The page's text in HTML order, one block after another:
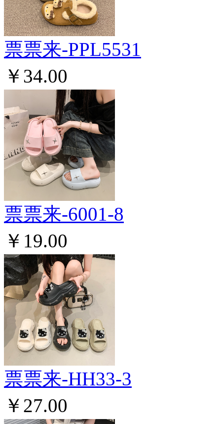
票票来-PPL5531
￥34.00
票票来-6001-8
￥19.00
票票来-HH33-3
￥27.00